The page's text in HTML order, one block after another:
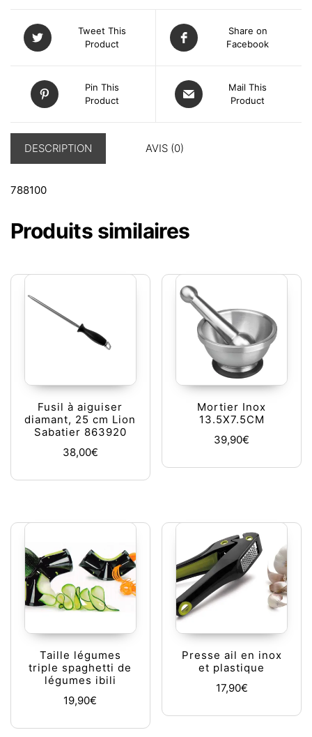
Tweet This
Product
Share on
Facebook
Pin This
Product
Mail This
Product
DESCRIPTION AVIS (0)
788100
Produits similaires
Fusil à aiguiser
diamant, 25 cm Lion
Sabatier 863920
38,00€
Mortier Inox
13.5X7.5CM
39,90€
Taille légumes
triple spaghetti de
légumes ibili
19,90€
Presse ail en inox
et plastique
17,90€